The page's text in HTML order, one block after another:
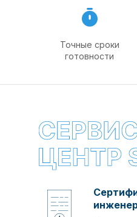
Точные сроки
готовности